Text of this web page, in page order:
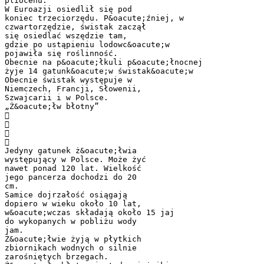
W Euroazji osiedlił się pod
koniec trzeciorzędu. P&oacute;źniej, w
czwartorzędzie, świstak zaczął
się osiedlać wszędzie tam,
gdzie po ustąpieniu lodowc&oacute;w
pojawiła się roślinność.
Obecnie na p&oacute;łkuli p&oacute;łnocnej
żyje 14 gatunk&oacute;w świstak&oacute;w
Obecnie świstak występuje w
Niemczech, Francji, Słowenii,
Szwajcarii i w Polsce.
„Ż&oacute;łw błotny”




Jedyny gatunek ż&oacute;łwia
występujący w Polsce. Może żyć
nawet ponad 120 lat. Wielkość
jego pancerza dochodzi do 20
cm.
Samice dojrzałość osiągają
dopiero w wieku około 10 lat,
w&oacute;wczas składają około 15 jaj
do wykopanych w pobliżu wody
jam.
Ż&oacute;łwie żyją w płytkich
zbiornikach wodnych o silnie
zarośniętych brzegach.